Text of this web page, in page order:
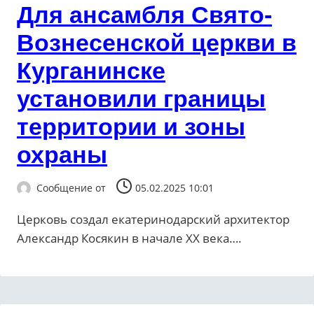
Для ансамбля Свято-
Вознесенской церкви в
Курганинске
установили границы
территории и зоны
охраны
Сообщение от 05.02.2025 10:01
Церковь создал екатеринодарский архитектор
Александр Косякин в начале XX века….